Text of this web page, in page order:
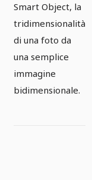
Smart Object, la
tridimensionalità
di una foto da
una semplice
immagine
bidimensionale.